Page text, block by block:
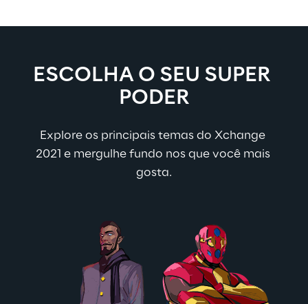
ESCOLHA O SEU SUPER
PODER
Explore os principais temas do Xchange
2021 e mergulhe fundo nos que você mais
gosta.